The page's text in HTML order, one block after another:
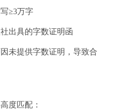
≥3万字
出具的字数证明函
未提供字数证明，导致合
度匹配：